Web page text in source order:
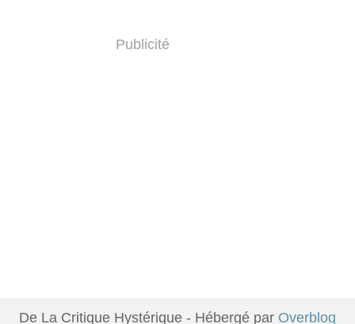
Publicité
De La Critique Hystérique - Hébergé par Overblog